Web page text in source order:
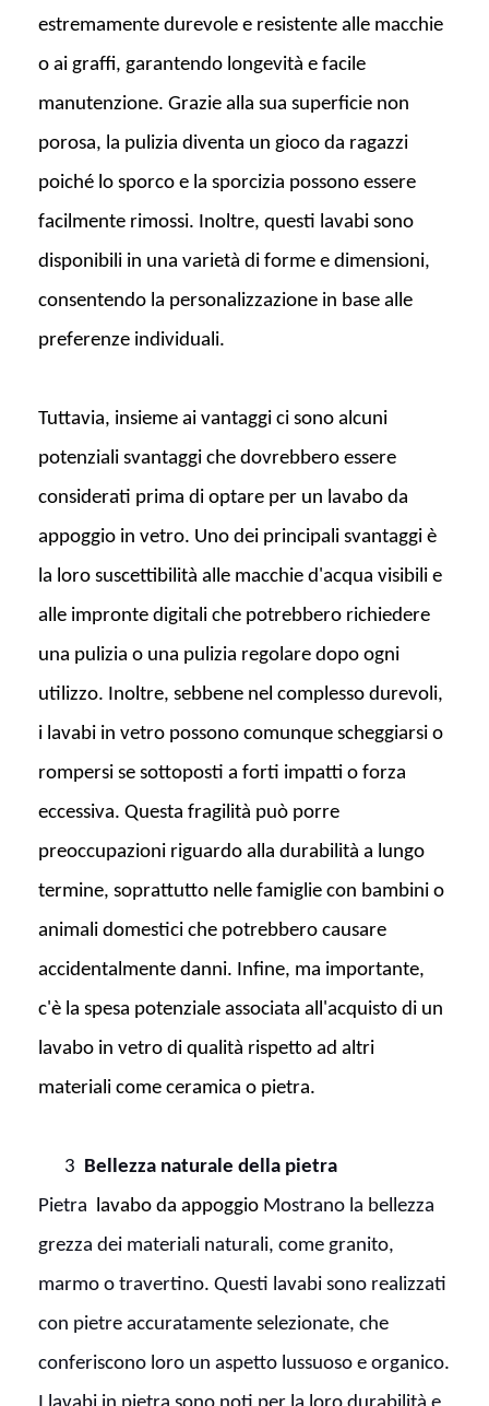
estremamente durevole e resistente alle macchie
o ai graffi, garantendo longevità e facile
manutenzione. Grazie alla sua superficie non
porosa, la pulizia diventa un gioco da ragazzi
poiché lo sporco e la sporcizia possono essere
facilmente rimossi. Inoltre, questi lavabi sono
disponibili in una varietà di forme e dimensioni,
consentendo la personalizzazione in base alle
preferenze individuali.
Tuttavia, insieme ai vantaggi ci sono alcuni
potenziali svantaggi che dovrebbero essere
considerati prima di optare per un lavabo da
appoggio in vetro. Uno dei principali svantaggi è
la loro suscettibilità alle macchie d'acqua visibili e
alle impronte digitali che potrebbero richiedere
una pulizia o una pulizia regolare dopo ogni
utilizzo. Inoltre, sebbene nel complesso durevoli,
i lavabi in vetro possono comunque scheggiarsi o
rompersi se sottoposti a forti impatti o forza
eccessiva. Questa fragilità può porre
preoccupazioni riguardo alla durabilità a lungo
termine, soprattutto nelle famiglie con bambini o
animali domestici che potrebbero causare
accidentalmente danni. Infine, ma importante,
c'è la spesa potenziale associata all'acquisto di un
lavabo in vetro di qualità rispetto ad altri
materiali come ceramica o pietra.
3 Bellezza naturale della pietra
Pietra lavabo da appoggio Mostrano la bellezza
grezza dei materiali naturali, come granito,
marmo o travertino. Questi lavabi sono realizzati
con pietre accuratamente selezionate, che
conferiscono loro un aspetto lussuoso e organico.